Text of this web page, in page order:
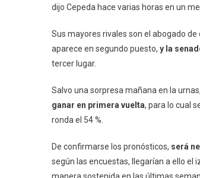
dijo Cepeda hace varias horas en un
Sus mayores rivales son el abogado de
aparece en segundo puesto, y la
tercer lugar.
Salvo una sorpresa mañana en la urnas,
ganar en primera vuelta, para lo cual
ronda el 54 %.
De confirmarse los pronósticos, será
según las encuestas, llegarían a ello el